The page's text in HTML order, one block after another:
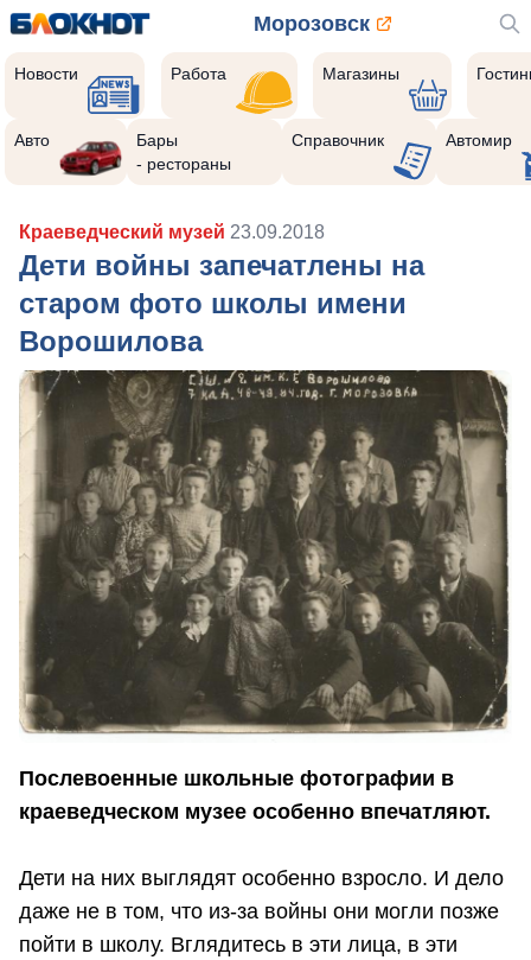
Морозовск
Новости Работа Магазины
Авто
Бары
- рестораны
Справочник Автомир
Краеведческий музей 23.09.2018
Дети войны запечатлены на
старом фото школы имени
Ворошилова
Послевоенные школьные фотографии в
краеведческом музее особенно впечатляют.
Дети на них выглядят особенно взросло. И дело
даже не в том, что из-за войны они могли позже
пойти в школу. Вглядитесь в эти лица, в эти